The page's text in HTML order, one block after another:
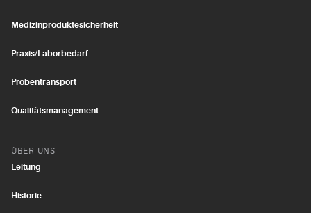
Medizinproduktesicherheit
Praxis/Laborbedarf
Probentransport
Qualitätsmanagement
ÜBER UNS
Leitung
Historie